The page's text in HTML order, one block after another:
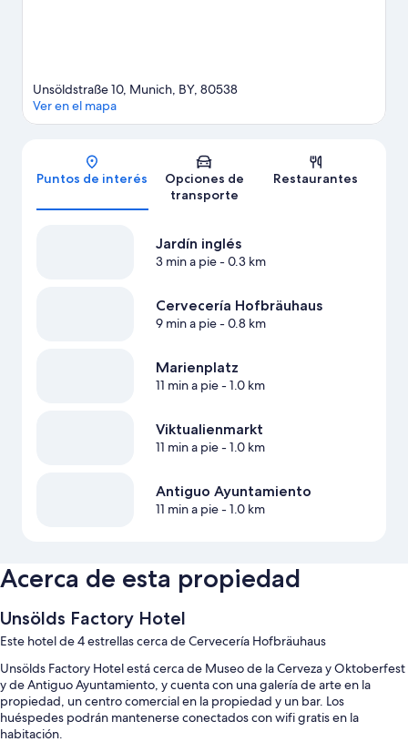
Mapa
Unsöldstraße 10, Munich, BY, 80538
Ver en el mapa
Puntos de interés
Opciones de
transporte
Restaurantes
Jardín inglés
3 min a pie- 0.3 km
Cervecería Hofbräuhaus
9 min a pie- 0.8 km
Marienplatz
11 min a pie- 1.0 km
Viktualienmarkt
11 min a pie- 1.0 km
Antiguo Ayuntamiento
11 min a pie- 1.0 km
Acerca de esta propiedad
Unsölds Factory Hotel
Este hotel de 4 estrellas cerca de Cervecería Hofbräuhaus
Unsölds Factory Hotel está cerca de Museo de la Cerveza y Oktoberfest
y de Antiguo Ayuntamiento, y cuenta con una galería de arte en la
propiedad, un centro comercial en la propiedad y un bar. Los
huéspedes podrán mantenerse conectados con wifi gratis en la
habitación.